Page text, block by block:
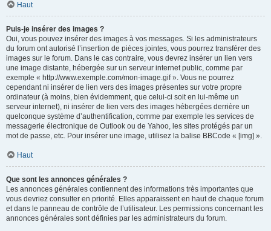
Haut
Puis-je insérer des images ?
Oui, vous pouvez insérer des images à vos messages. Si les administrateurs
du forum ont autorisé l’insertion de pièces jointes, vous pourrez transférer des
images sur le forum. Dans le cas contraire, vous devrez insérer un lien vers
une image distante, hébergée sur un serveur internet public, comme par
exemple « http://www.exemple.com/mon-image.gif ». Vous ne pourrez
cependant ni insérer de lien vers des images présentes sur votre propre
ordinateur (à moins, bien évidemment, que celui-ci soit en lui-même un
serveur internet), ni insérer de lien vers des images hébergées derrière un
quelconque système d’authentification, comme par exemple les services de
messagerie électronique de Outlook ou de Yahoo, les sites protégés par un
mot de passe, etc. Pour insérer une image, utilisez la balise BBCode « [img] ».
Haut
Que sont les annonces générales ?
Les annonces générales contiennent des informations très importantes que
vous devriez consulter en priorité. Elles apparaissent en haut de chaque forum
et dans le panneau de contrôle de l’utilisateur. Les permissions concernant les
annonces générales sont définies par les administrateurs du forum.